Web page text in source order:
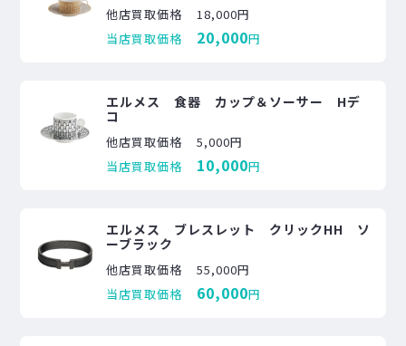
他店買取価格
18,000円
当店買取価格
20,000円
エルメス 食器 カップ＆ソーサー Hデ
コ
他店買取価格
5,000円
当店買取価格
10,000円
エルメス ブレスレット クリックHH ソ
ーブラック
他店買取価格
55,000円
当店買取価格
60,000円